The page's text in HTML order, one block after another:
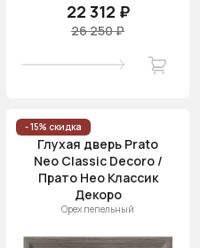
22 312 ₽
26 250 ₽
- 15% скидка
Глухая дверь Prato
Neo Classic Decoro /
Прато Нео Классик
Декоро
Орех пепельный